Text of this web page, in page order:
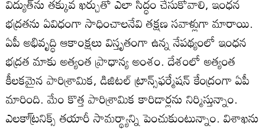
భద్రతను ఏవిధంగా సాధించాలనేవి తక్షణ సవాళ్లుగా మారాయి.
ఏపీ అభివృద్ధి ఆకాంక్షలు విస్తృతంగా ఉన్న నేపథ్యంలో ఇంధన
భద్రత మాకు అత్యంత ప్రాధాన్య అంశం. దేశంలో అత్యంత
కీలకమైన పారిశ్రామిక, డిజిటల్‌ ట్రాన్స్‌ఫర్మేషన్‌ కేంద్రంగా ఏపీ
మారింది. మేం కొత్త పారిశ్రామిక కారిడార్లను నిర్మిస్తున్నాం.
ఎలకా్ట్రనిక్స్‌ తయారీ సామర్థ్యాన్ని పెంచుకుంటున్నాం. విశాఖను